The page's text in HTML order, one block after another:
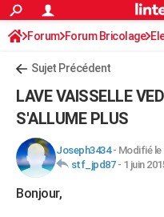
ACTUALITÉS
Politique
Société
Faits Divers
Education
Monde
Villes
+
Programme TV
TNTStreaming
Cinéma
Sorties cinéma
Musique
+FINANCE
Retraite
Impôts
Epargne
Immobilier
Risques naturels par ville
Banque
Assurance
Crédit
AUTO
Essais
Réserver un essai
Citadines
Berlines
SUV
Forum auto
HIGH-TECH
Forum Forum Bricolage
Sujet Précédent
LAVE VAISSELLE
S'ALLUME PLUS
Joseph3434- Modifié le
stf_jpd87- 1 juin
Bonjour,